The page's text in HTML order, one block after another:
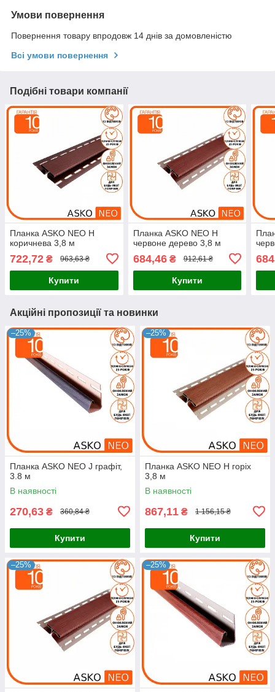
Умови повернення
Повернення товару впродовж 14 днів за домовленістю
Всі умови повернення
Подібні товари компанії
Планка ASKO NEO Н
коричнева 3,8 м
722,72 ₴ 963,63 ₴
Купити
Планка ASKO NEO Н
червоне дерево 3,8 м
684,46₴ 912,61 ₴
Купити
Акційні пропозиції та новинки
–25%
Планка ASKO NEO J графіт,
3.8 м
В наявності
270,63 ₴ 360,84 ₴
Купити
–25%
Планка ASKO NEO Н горіх
3,8 м
В наявності
867,11 ₴ 1 156,15 ₴
Купити
–25% –25%